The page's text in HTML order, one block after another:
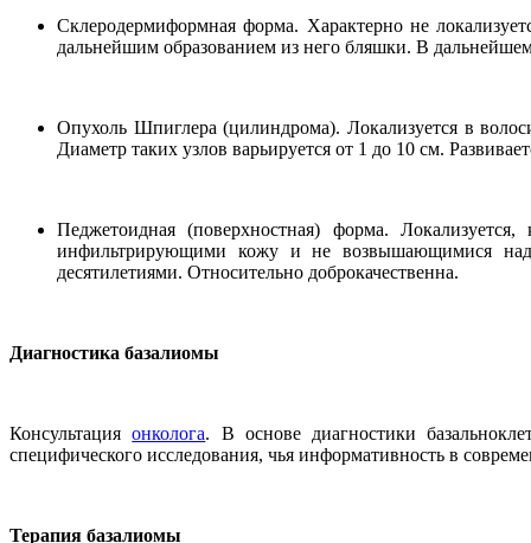
Склеродермиформная форма. Характерно не
дальнейшим образованием из него бляшки. В
Опухоль Шпиглера (цилиндрома). Локализуется в
Диаметр таких узлов варьируется от 1 до 10 см.
Педжетоидная (поверхностная) форма.
инфильтрирующими кожу и не возвышающимися над
десятилетиями. Относительно доброкачественна.
Диагностика базалиомы
Консультацияонколога. В основе диагностики
специфического исследования, чья информативность в
Терапия базалиомы